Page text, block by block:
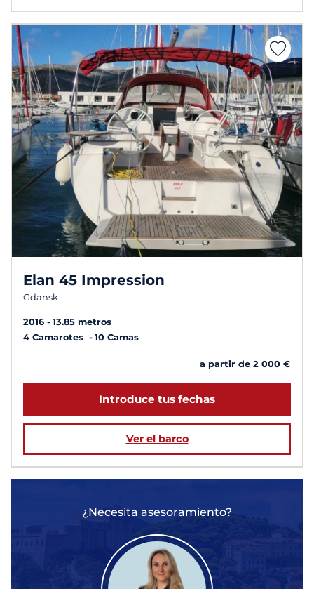
Elan 45 Impression
Gdansk
2016
13.85 metros
4 Camarotes
10 Camas
a partir de 2 000 €
Introduce tus fechas
Ver el barco
¿Necesita asesoramiento?